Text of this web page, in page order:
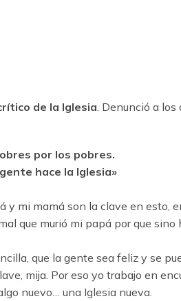
de la Iglesia . Denunció a
por los pobres.
hace la Iglesia»
mi mamá son la clave en esto,
que murió mi papá por que sino
que la gente sea feliz y se
mija. Por eso yo trabajo en
nuevo… una Iglesia nueva.